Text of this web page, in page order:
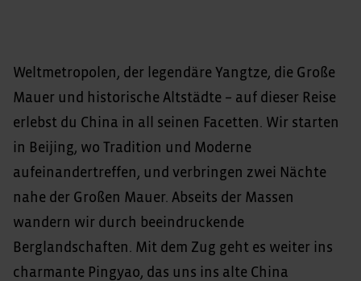
Weltmetropolen, der legendäre Yangtze, die Große
Mauer und historische Altstädte – auf dieser Reise
erlebst du China in all seinen Facetten. Wir starten
in Beijing, wo Tradition und Moderne
aufeinandertreffen, und verbringen zwei Nächte
nahe der Großen Mauer. Abseits der Massen
wandern wir durch beeindruckende
Berglandschaften. Mit dem Zug geht es weiter ins
charmante Pingyao, das uns ins alte China